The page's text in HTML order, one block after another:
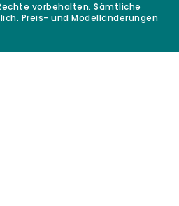
vorbehalten. Sämtliche
Preis- und Modelländerungen